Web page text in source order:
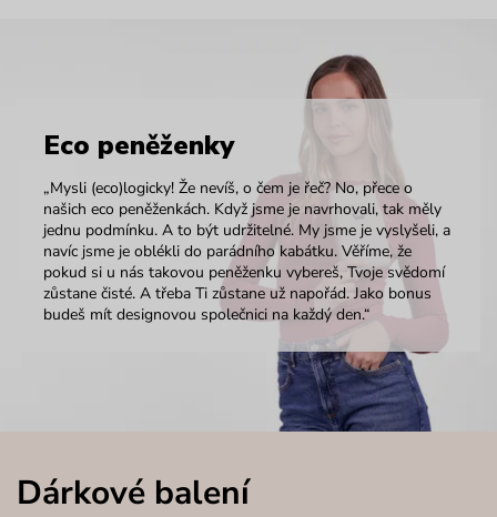
Eco peněženky
„Mysli (eco)logicky! Že nevíš, o čem je řeč? No, přece o
našich eco peněženkách. Když jsme je navrhovali, tak měly
jednu podmínku. A to být udržitelné. My jsme je vyslyšeli, a
navíc jsme je oblékli do parádního kabátku. Věříme, že
pokud si u nás takovou peněženku vybereš, Tvoje svědomí
zůstane čisté. A třeba Ti zůstane už napořád. Jako bonus
budeš mít designovou společnici na každý den.“
Dárkové balení